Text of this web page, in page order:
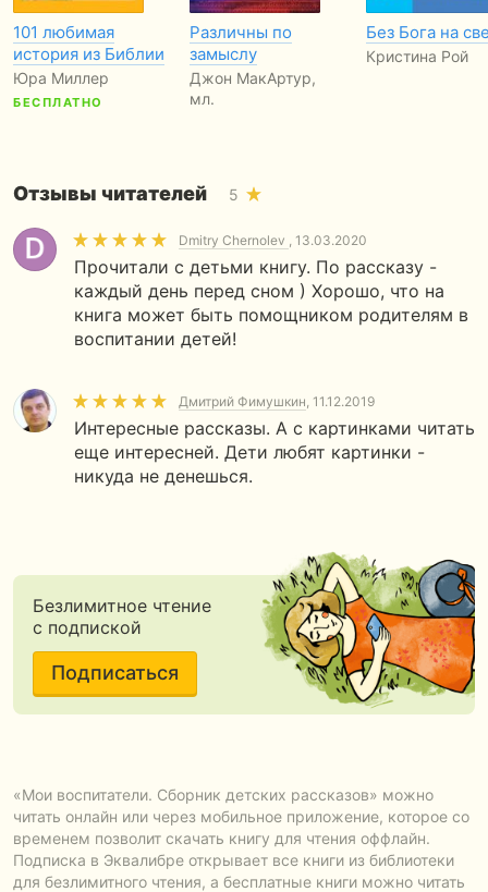
101 любимая
история из Библии
Юра Миллер
БЕСПЛАТНО
Различны по
замыслу
Джон МакАртур,
мл.
Без Бога на
Кристина Рой
Отзывы читателей 5
Dmitry Chernolev , 13.03.2020
Прочитали с детьми книгу. По рассказу -
каждый день перед сном ) Хорошо, что на
книга может быть помощником родителям в
воспитании детей!
Дмитрий Фимушкин, 11.12.2019
Интересные рассказы. А с картинками читать
еще интересней. Дети любят картинки -
никуда не денешься.
Безлимитное чтение
с подпиской
Подписаться
«Мои воспитатели. Сборник детских рассказов» можно
читать онлайн или через мобильное приложение, которое со
временем позволит скачать книгу для чтения оффлайн.
Подписка в Эквалибре открывает все книги из библиотеки
для безлимитного чтения, а бесплатные книги можно читать